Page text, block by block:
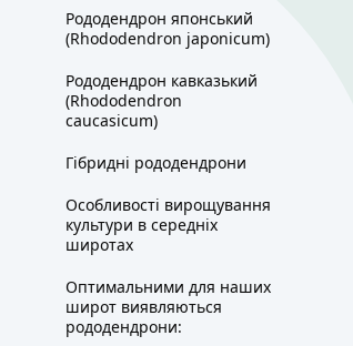
Рододендрон японський
(Rhododendron japonicum)
Рододендрон кавказький
(Rhododendron
caucasicum)
Гібридні рододендрони
Особливості вирощування
культури в середніх
широтах
Оптимальними для наших
широт виявляються
рододендрони: